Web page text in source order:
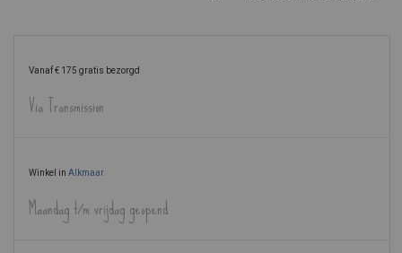
Vanaf € 175 gratis bezorgd
Via Transmission
Winkel in Alkmaar
Maandag t/m vrijdag geopend